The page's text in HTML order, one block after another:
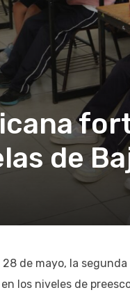
de
de mayo, la
los niveles de